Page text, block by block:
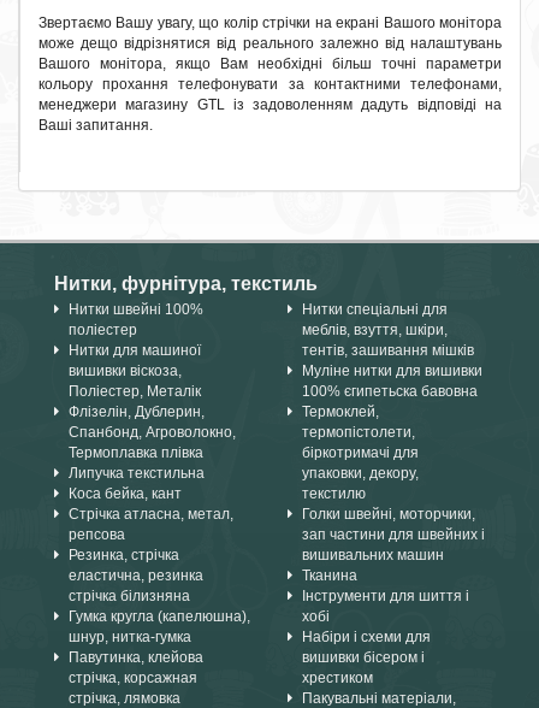
Звертаємо Вашу увагу, що колір стрічки на екрані Вашого монітора
може дещо відрізнятися від реального залежно від налаштувань
Вашого монітора, якщо Вам необхідні більш точні параметри
кольору прохання телефонувати за контактними телефонами,
менеджери магазину GTL із задоволенням дадуть відповіді на
Ваші запитання.
Нитки, фурнітура, текстиль
Нитки швейні 100%
поліестер
Нитки для машиної
вишивки віскоза,
Поліестер, Металік
Флізелін, Дублерин,
Спанбонд, Агроволокно,
Термоплавка плівка
Липучка текстильна
Коса бейка, кант
Стрічка атласна, метал,
репсова
Резинка, стрічка
еластична, резинка
стрічка білизняна
Гумка кругла (капелюшна),
шнур, нитка-гумка
Павутинка, клейова
стрічка, корсажная
стрічка, лямовка
Нитки спеціальні для
меблів, взуття, шкіри,
тентів, зашивання мішків
Муліне нитки для вишивки
100% єгипетьска бавовна
Термоклей,
термопістолети,
біркотримачі для
упаковки, декору,
текстилю
Голки швейні, моторчики,
зап частини для швейних і
вишивальних машин
Тканина
Інструменти для шиття і
хобі
Набіри і схеми для
вишивки бісером і
хрестиком
Пакувальні матеріали,